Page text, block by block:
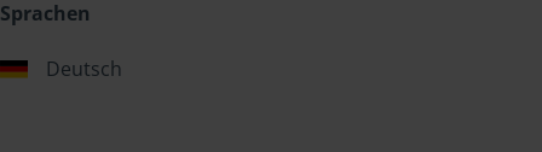
Sprachen
Deutsch